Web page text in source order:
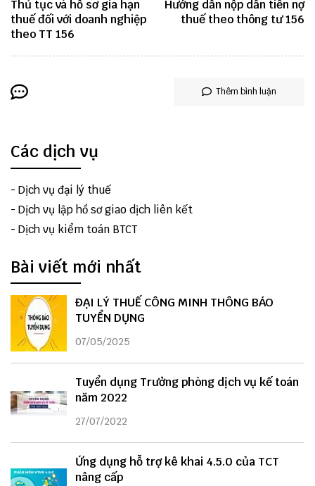
Thủ tục và hồ sơ gia hạn
thuế đối với doanh nghiệp
theo TT 156
Hướng dẫn nộp dần tiền nợ
thuế theo thông tư 156
Thêm bình luận
Các dịch vụ
- Dịch vụ đại lý thuế
- Dịch vụ lập hồ sơ giao dịch liên kết
- Dịch vụ kiểm toán BTCT
Bài viết mới nhất
ĐẠI LÝ THUẾ CÔNG MINH THÔNG BÁO
TUYỂN DỤNG
07/05/2025
Tuyển dụng Trưởng phòng dịch vụ kế toán
năm 2022
27/07/2022
Ứng dụng hỗ trợ kê khai 4.5.0 của TCT
nâng cấp